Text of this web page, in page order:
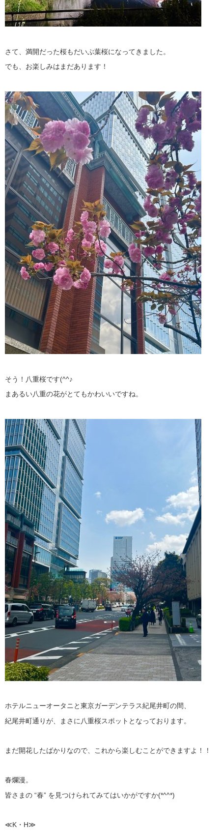
さて、満開だった桜もだいぶ葉桜になってきました。
でも、お楽しみはまだあります！
そう！八重桜です(^^♪
まあるい八重の花がとてもかわいいですね。
ホテルニューオータニと東京ガーデンテラス紀尾井町の間、
紀尾井町通りが、まさに八重桜スポットとなっております。
まだ開花したばかりなので、これから楽しむことができますよ！！
春爛漫。
皆さまの “春” を見つけられてみてはいかがですか(*^^*)
≪K・H≫